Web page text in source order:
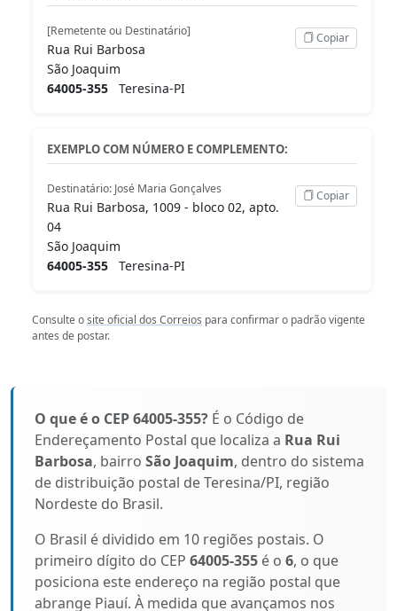
[Remetente ou Destinatário]
Rua Rui Barbosa
São Joaquim
64005-355 Teresina-PI
Copiar
EXEMPLO COM NÚMERO E COMPLEMENTO:
Destinatário: José Maria Gonçalves
Rua Rui Barbosa, 1009 - bloco 02, apto.
04
São Joaquim
64005-355 Teresina-PI
Copiar
Consulte osite oficial dos Correios para confirmar o padrão vigente
antes de postar.
O que é o CEP 64005-355? É o Código de
Endereçamento Postal que localiza a Rua Rui
Barbosa, bairro São Joaquim, dentro do sistema
de distribuição postal de Teresina/PI, região
Nordeste do Brasil.
O Brasil é dividido em 10 regiões postais. O
primeiro dígito do CEP 64005-355 é o 6, o que
posiciona este endereço na região postal que
abrange Piauí. À medida que avançamos nos